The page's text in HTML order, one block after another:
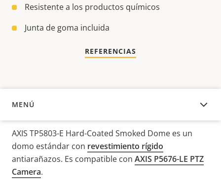
Resistente a los productos químicos
Junta de goma incluida
REFERENCIAS
MENÚ
DESCRIPCIÓN
AXIS TP5803-E Hard-Coated Smoked Dome es un
domo estándar con revestimiento rígido
antiarañazos. Es compatible con AXIS P5676-LE PTZ
Camera.